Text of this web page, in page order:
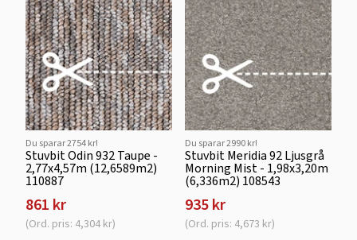
Du sparar 2754 kr!
Stuvbit Odin 932 Taupe -
2,77x4,57m (12,6589m2)
110887
861 kr
(Ord. pris: 4,304 kr)
Du sparar 2990 kr!
Stuvbit Meridia 92 Ljusgrå
Morning Mist - 1,98x3,20m
(6,336m2) 108543
935 kr
(Ord. pris: 4,673 kr)